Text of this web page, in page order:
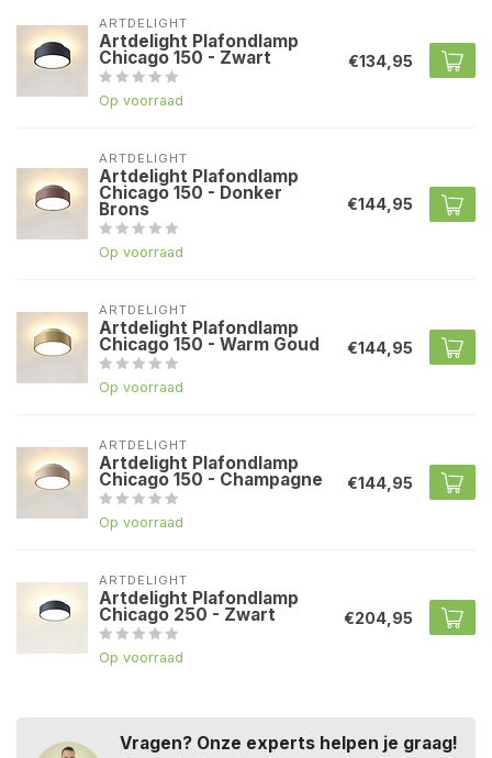
ARTDELIGHT
Artdelight Plafondlamp
Chicago 150 - Zwart
Op voorraad
€134,95
ARTDELIGHT
Artdelight Plafondlamp
Chicago 150 - Donker
Brons
Op voorraad
€144,95
ARTDELIGHT
Artdelight Plafondlamp
Chicago 150 - Warm Goud
Op voorraad
€144,95
ARTDELIGHT
Artdelight Plafondlamp
Chicago 150 - Champagne
Op voorraad
€144,95
ARTDELIGHT
Artdelight Plafondlamp
Chicago 250 - Zwart
Op voorraad
€204,95
Vragen? Onze experts helpen je graag!